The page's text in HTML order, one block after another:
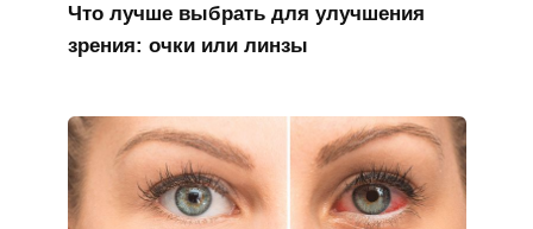
Что лучше выбрать для улучшения
зрения: очки или линзы